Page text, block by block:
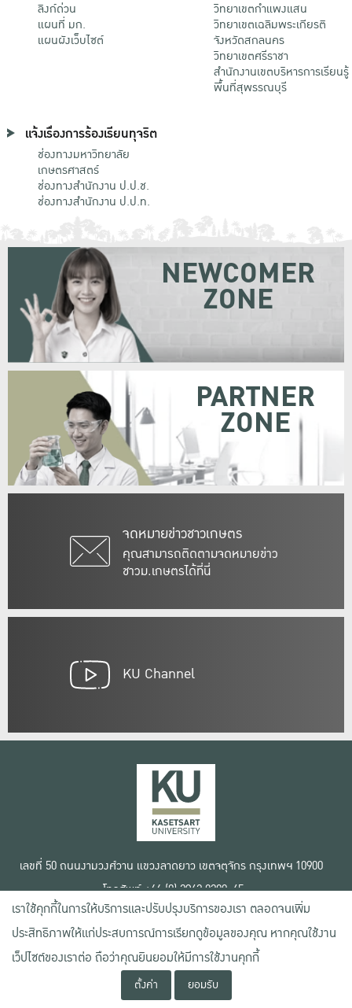
ลิงก์ด่วน
แผนที่ มก.
แผนผังเว็บไซต์
วิทยาเขตกําแพงแสน
วิทยาเขตเฉลิมพระเกียรติ
จังหวัดสกลนคร
วิทยาเขตศรีราชา
สำนักงานเขตบริหารการเรียนรู้
พื้นที่สุพรรณบุรี
แจ้งเรื่องการร้องเรียนทุจริต
ช่องทางมหาวิทยาลัย
เกษตรศาสตร์
ช่องทางสำนักงาน ป.ป.ช.
ช่องทางสำนักงาน ป.ป.ท.
จดหมายข่าวชาวเกษตร
คุณสามารถติดตามจดหมายข่าว
ชาวม.เกษตรได้ที่นี่
NEWCOMER
ZONE
PARTNER
ZONE
KU Channel
เลขที่ 50 ถนนงามวงศ์วาน แขวงลาดยาว เขตจตุจักร กรุงเทพฯ 10900
โทรศัพท์ +66 (0) 2942 8200-45
สงวนลิขสิทธิ์ © 2020 มหาวิทยาลัยเกษตรศาสตร์
เงื่อนไขการใช้งานเว็บไซต์
ข้อตกลงด้านสิทธิ์ใช้งาน
นโยบายความเป็นส่วนตัว
เราใช้คุกกี้ในการให้บริการและปรับปรุงบริการของเรา ตลอดจนเพิ่ม
ประสิทธิภาพให้แก่ประสบการณ์การเรียกดูข้อมูลของคุณ หากคุณใช้งาน
เว็ปไซต์ของเราต่อ ถือว่าคุณยินยอมให้มีการใช้งานคุกกี้
ตั้งค่า ยอมรับ